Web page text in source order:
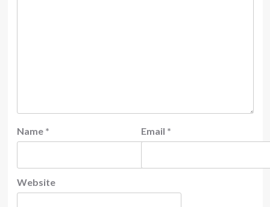
Name * Email *
Website